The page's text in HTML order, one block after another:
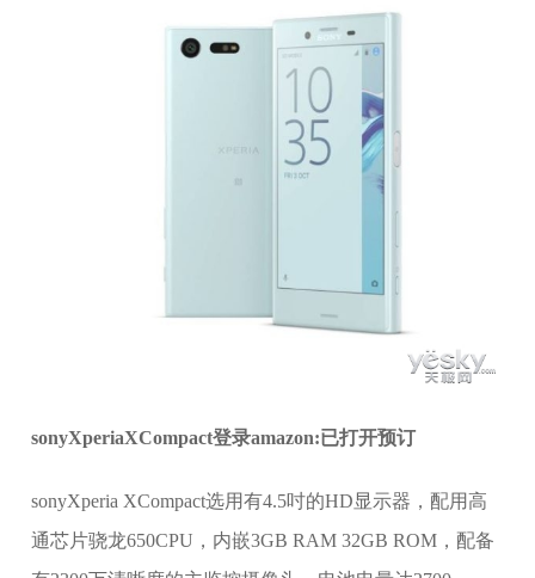
sonyXperiaXCompact登录amazon:已打开预订
sonyXperia XCompact选用有4.5吋的HD显示器，配用高
通芯片骁龙650CPU，内嵌3GB RAM 32GB ROM，配备